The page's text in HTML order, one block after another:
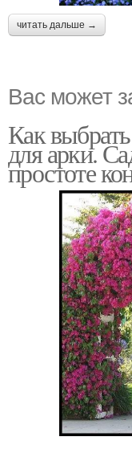
читать дальше →
Вас может
Как
для арки.
простоте